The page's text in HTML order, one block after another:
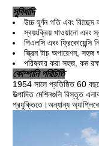
সুবিধাদি
উচ্চ ঘূর্ণন গতি এবং বিচ্ছেদ
স্বয়ংক্রিয় খাওয়ানো এবং
পিএলসি এবং ফ্রিকোয়েন্সি
স্ক্রিন টাচ অপারেশন, সহজ
পরিষ্কার করা সহজ, কম
কোম্পানি পরিচিতি
1954 সালে প্রতিষ্ঠিত 60
উত্পাদিত মেশিনগুলি বিস্তৃত
প্রযুক্তিতে।অন্যান্য